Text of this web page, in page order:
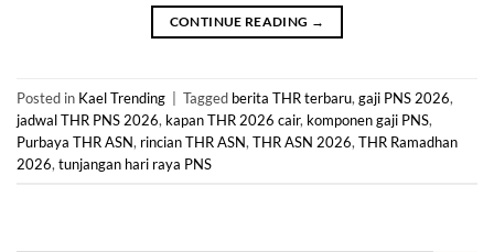
CONTINUE READING →
Posted in Kael Trending | Tagged berita THR terbaru, gaji PNS 2026,
jadwal THR PNS 2026, kapan THR 2026 cair, komponen gaji PNS,
Purbaya THR ASN, rincian THR ASN, THR ASN 2026, THR Ramadhan
2026, tunjangan hari raya PNS